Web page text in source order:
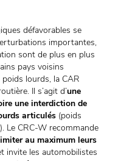
défavorables se
importantes,
sont de plus en plus
pays voisins
lourds, la CAR
Il s’agit d’une
une interdiction de
articulés (poids
Le CRC-W recommande
au maximum leurs
invite les automobilistes